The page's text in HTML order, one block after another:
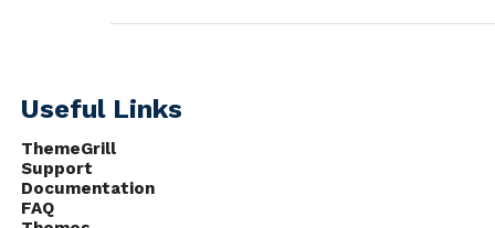
Useful Links
ThemeGrill
Support
Documentation
FAQ